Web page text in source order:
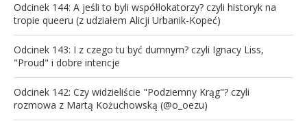
Odcinek 144: A jeśli to byli współlokatorzy? czyli historyk na
tropie queeru (z udziałem Alicji Urbanik-Kopeć)
Odcinek 143: I z czego tu być dumnym? czyli Ignacy Liss,
"Proud" i dobre intencje
Odcinek 142: Czy widzieliście "Podziemny Krąg"? czyli
rozmowa z Martą Kożuchowską (@o_oezu)